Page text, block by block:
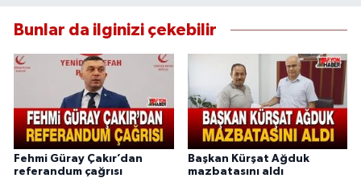
Bunlar da ilginizi çekebilir
Fehmi Güray Çakır’dan
referandum çağrısı
Başkan Kürşat Ağduk
mazbatasını aldı